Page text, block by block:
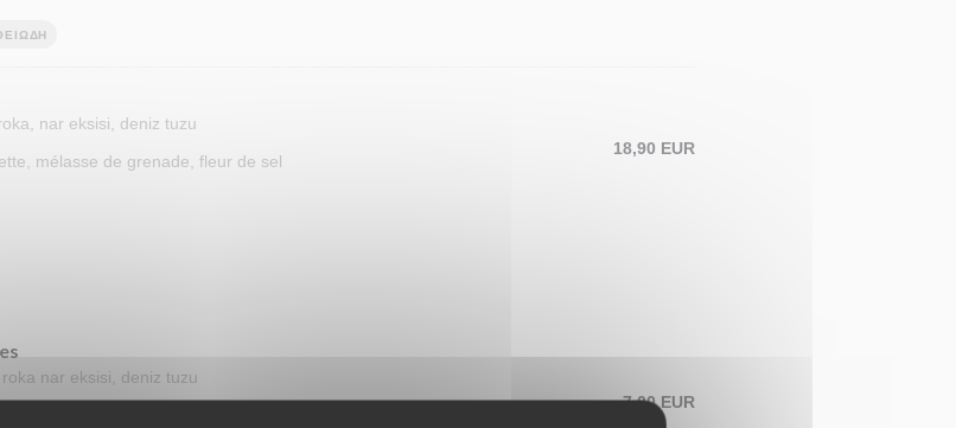
nar eksisi, deniz tuzu
mélasse de grenade, fleur de sel
18,90 EUR
nar eksisi, deniz tuzu
mélasse de grenade, fleur de sel
7,00 EUR